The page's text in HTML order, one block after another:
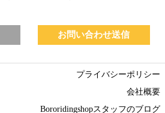
プライバシーポリシー
会社概要
Bororidingshopスタッフのブログ